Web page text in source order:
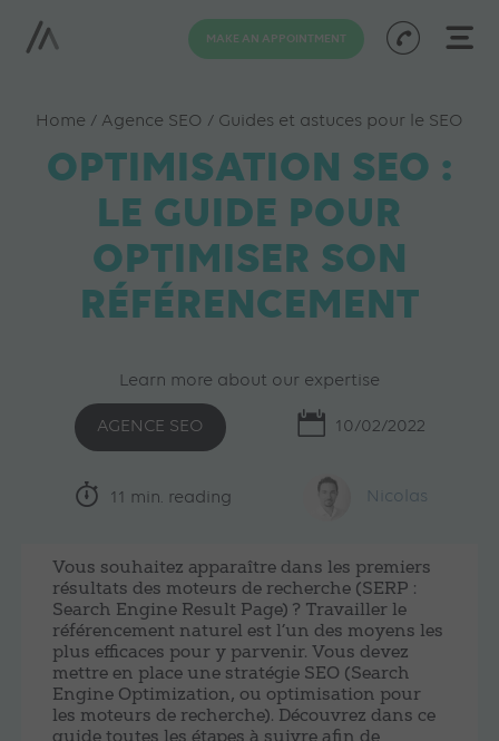
MAKE AN APPOINTMENT
Home / Agence SEO / Guides et astuces pour le SEO
OPTIMISATION SEO :
LE GUIDE POUR
OPTIMISER SON
RÉFÉRENCEMENT
Learn more about our expertise
AGENCE SEO 10/02/2022
11 min. reading Nicolas
Vous souhaitez apparaître dans les premiers
résultats des moteurs de recherche (SERP :
Search Engine Result Page) ? Travailler le
référencement naturel est l’un des moyens les
plus efficaces pour y parvenir. Vous devez
mettre en place une stratégie SEO (Search
Engine Optimization, ou optimisation pour
les moteurs de recherche). Découvrez dans ce